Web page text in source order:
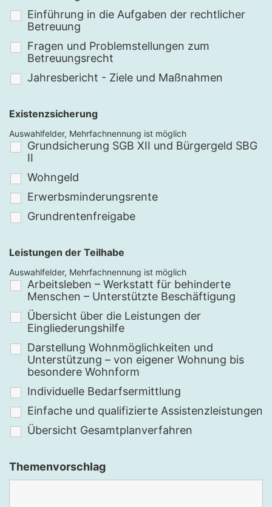
Einführung in die Aufgaben der rechtlicher
Betreuung
Fragen und Problemstellungen zum
Betreuungsrecht
Jahresbericht - Ziele und Maßnahmen
Existenzsicherung
Grundsicherung SGB XII und Bürgergeld SBG
II
Wohngeld
Erwerbsminderungsrente
Grundrentenfreigabe
Auswahlfelder, Mehrfachnennung ist möglich
Leistungen der Teilhabe
Arbeitsleben – Werkstatt für behinderte
Menschen – Unterstützte Beschäftigung
Übersicht über die Leistungen der
Eingliederungshilfe
Darstellung Wohnmöglichkeiten und
Unterstützung – von eigener Wohnung bis
besondere Wohnform
Individuelle Bedarfsermittlung
Einfache und qualifizierte Assistenzleistungen
Übersicht Gesamtplanverfahren
Auswahlfelder, Mehrfachnennung ist möglich
Themenvorschlag